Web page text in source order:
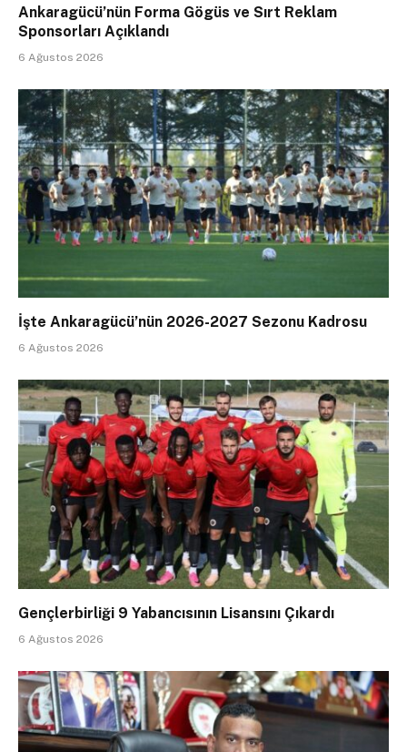
Ankaragücü’nün Forma Gögüs ve Sırt Reklam
Sponsorları Açıklandı
6 Ağustos 2026
İşte Ankaragücü’nün 2026-2027 Sezonu Kadrosu
6 Ağustos 2026
Gençlerbirliği 9 Yabancısının Lisansını Çıkardı
6 Ağustos 2026